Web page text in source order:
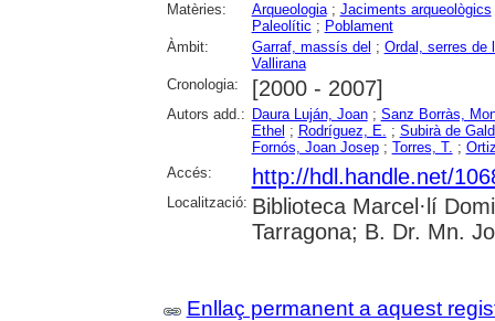
Matèries: Arqueologia; Jaciments arqueològics
Paleolític ; Poblament
Àmbit:
Garraf, massís del ; Ordal, serres de
Vallirana
Cronologia:
[2000 - 2007]
Autors add.: Daura Luján, Joan; Sanz Borràs,
Ethel ; Rodríguez, E. ; Subirà de
Fornós, Joan Josep; Torres, T. ;
Accés:
http://hdl.handle.net/
Localització: Biblioteca Marcel·lí
Tarragona; B. Dr. Mn.
Enllaç permanent a aquest